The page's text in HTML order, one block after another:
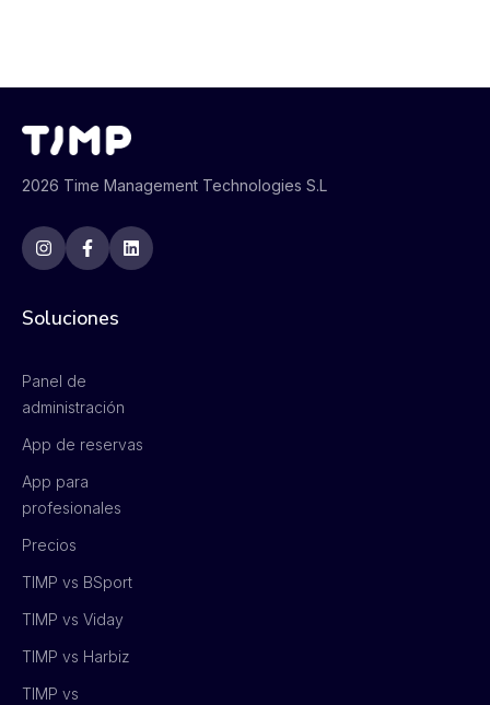
2026 Time Management Technologies S.L
Soluciones
Panel de
administración
App de reservas
App para
profesionales
Precios
TIMP vs BSport
TIMP vs Viday
TIMP vs Harbiz
TIMP vs